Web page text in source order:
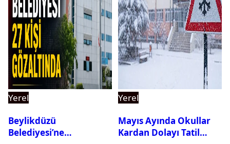
Yerel
Beylikdüzü
Belediyesi’ne
Yerel
Mayıs Ayında Okullar
Kardan Dolayı Tatil